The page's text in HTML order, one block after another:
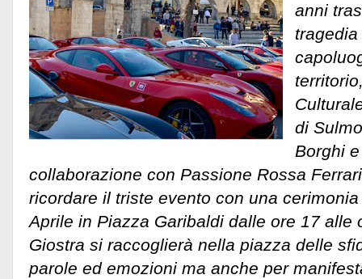
anni
di
Borghi
collaborazione con Passione Rossa
ricordare il triste evento con una
Aprile in Piazza Garibaldi dalle ore 17 alle
Giostra si raccoglierà nella piazza delle
parole ed emozioni ma anche per